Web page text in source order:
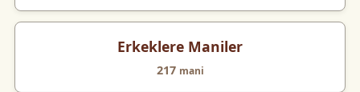
Erkeklere Maniler
217 mani